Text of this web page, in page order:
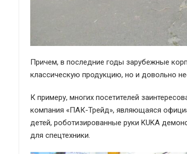
Причем, в последние годы зарубежные
классическую продукцию, но и довольно
К примеру, многих посетителей
компания «ПАК-Трейд», являющаяся
детей, роботизированные руки KUKA
для спецтехники.